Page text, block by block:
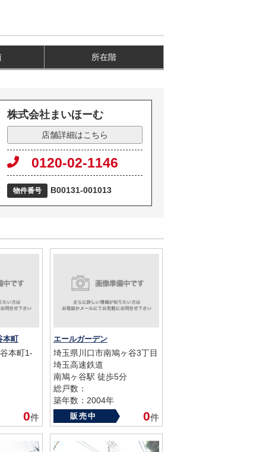
所在階
株式会社まいほーむ
店舗詳細はこちら
0120-02-1146
物件番号 B00131-001013
本町
本町1-
0件
エールガーデン
埼玉県川口市南鳩ヶ谷3丁目
埼玉高速鉄道
南鳩ヶ谷駅 徒歩5分
総戸数：
築年数：2004年
販売中 0件